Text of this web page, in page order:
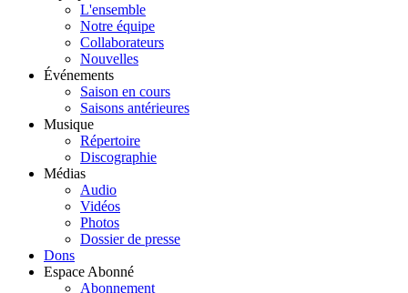
L'ensemble
Notre équipe
Collaborateurs
Nouvelles
Événements
Saison en cours
Saisons antérieures
Musique
Répertoire
Discographie
Médias
Audio
Vidéos
Photos
Dossier de presse
Dons
Espace Abonné
Abonnement